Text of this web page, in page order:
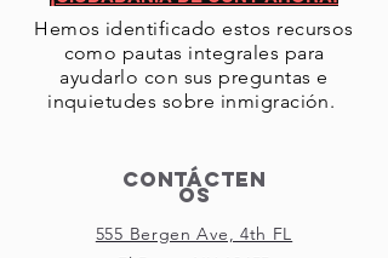
Hemos identificado estos recursos
como pautas integrales para
ayudarlo con sus preguntas e
inquietudes sobre inmigración.
Contácten
os
555 Bergen Ave, 4th FL